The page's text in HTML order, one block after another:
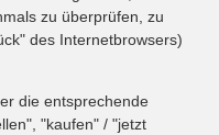
zu überprüfen, zu
des Internetbrowsers)
die entsprechende
"kaufen" / "jetzt